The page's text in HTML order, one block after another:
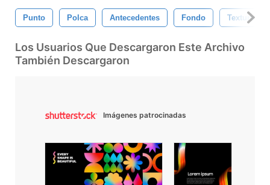
Punto Polca Antecedentes Fondo Textura
Los Usuarios Que Descargaron Este Archivo
También Descargaron
Imágenes patrocinadas